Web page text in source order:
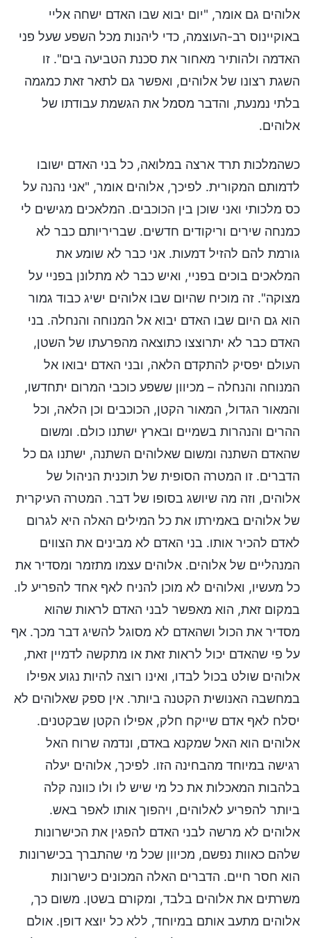
אלוהים גם אומר, "יום יבוא שבו האדם ישחה אליי
באוקיינוס רב-העוצמה, כדי ליהנות מכל השפע שעל פני
האדמה ולהותיר מאחור את סכנת הטביעה בים". זו
השגת רצונו של אלוהים, ואפשר גם לתאר זאת כמגמה
בלתי נמנעת, והדבר מסמל את הגשמת עבודתו של
אלוהים.
כשהמלכות תרד ארצה במלואה, כל בני האדם ישובו
לדמותם המקורית. לפיכך, אלוהים אומר, "אני נהנה על
כס מלכותי ואני שוכן בין הכוכבים. המלאכים מגישים לי
כמנחה שירים וריקודים חדשים. שבריריותם כבר לא
גורמת להם להזיל דמעות. אני כבר לא שומע את
המלאכים בוכים בפניי, ואיש כבר לא מתלונן בפניי על
מצוקה". זה מוכיח שהיום שבו אלוהים ישיג כבוד גמור
הוא גם היום שבו האדם יבוא אל המנוחה והנחלה. בני
האדם כבר לא יתרוצצו כתוצאה מהפרעתו של השטן,
העולם יפסיק להתקדם הלאה, ובני האדם יבואו אל
המנוחה והנחלה – מכיוון ששפע כוכבי המרום יתחדשו,
והמאור הגדול, המאור הקטן, הכוכבים וכן הלאה, וכל
ההרים והנהרות בשמיים ובארץ ישתנו כולם. ומשום
שהאדם השתנה ומשום שאלוהים השתנה, ישתנו גם כל
הדברים. זו המטרה הסופית של תוכנית הניהול של
אלוהים, וזה מה שיושג בסופו של דבר. המטרה העיקרית
של אלוהים באמירתו את כל המילים האלה היא לגרום
לאדם להכיר אותו. בני האדם לא מבינים את הצווים
המנהליים של אלוהים. אלוהים עצמו מתזמר ומסדיר את
כל מעשיו, ואלוהים לא מוכן להניח לאף אחד להפריע לו.
במקום זאת, הוא מאפשר לבני האדם לראות שהוא
מסדיר את הכול ושהאדם לא מסוגל להשיג דבר מכך. אף
על פי שהאדם יכול לראות זאת או מתקשה לדמיין זאת,
אלוהים שולט בכול לבדו, ואינו רוצה להיות נגוע אפילו
במחשבה האנושית הקטנה ביותר. אין ספק שאלוהים לא
יסלח לאף אדם שייקח חלק, אפילו הקטן שבקטנים.
אלוהים הוא האל שמקנא באדם, ונדמה שרוח האל
רגישה במיוחד מהבחינה הזו. לפיכך, אלוהים יעלה
בלהבות המאכלות את כל מי שיש לו ולו כוונה קלה
ביותר להפריע לאלוהים, ויהפוך אותו לאפר באש.
אלוהים לא מרשה לבני האדם להפגין את הכישרונות
שלהם כאוות נפשם, מכיוון שכל מי שהתברך בכישרונות
הוא חסר חיים. הדברים האלה המכונים כישרונות
משרתים את אלוהים בלבד, ומקורם בשטן. משום כך,
אלוהים מתעב אותם במיוחד, ללא כל יוצא דופן. אולם